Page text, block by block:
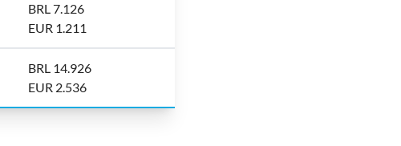
BRL 7.126
EUR 1.211
BRL 14.926
EUR 2.536